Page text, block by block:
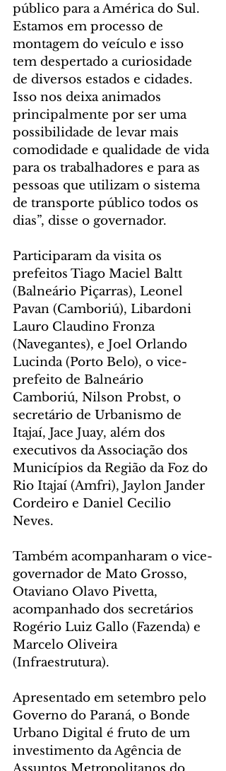
público para a América do Sul.
Estamos em processo de
montagem do veículo e isso
tem despertado a curiosidade
de diversos estados e cidades.
Isso nos deixa animados
principalmente por ser uma
possibilidade de levar mais
comodidade e qualidade de vida
para os trabalhadores e para as
pessoas que utilizam o sistema
de transporte público todos os
dias”, disse o governador.
Participaram da visita os
prefeitos Tiago Maciel Baltt
(Balneário Piçarras), Leonel
Pavan (Camboriú), Libardoni
Lauro Claudino Fronza
(Navegantes), e Joel Orlando
Lucinda (Porto Belo), o vice-
prefeito de Balneário
Camboriú, Nilson Probst, o
secretário de Urbanismo de
Itajaí, Jace Juay, além dos
executivos da Associação dos
Municípios da Região da Foz do
Rio Itajaí (Amfri), Jaylon Jander
Cordeiro e Daniel Cecilio
Neves.
Também acompanharam o vice-
governador de Mato Grosso,
Otaviano Olavo Pivetta,
acompanhado dos secretários
Rogério Luiz Gallo (Fazenda) e
Marcelo Oliveira
(Infraestrutura).
Apresentado em setembro pelo
Governo do Paraná, o Bonde
Urbano Digital é fruto de um
investimento da Agência de